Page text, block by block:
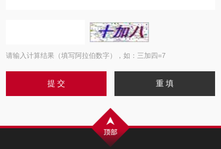
请输入计算结果（填写阿拉伯数字），如：三加四=7